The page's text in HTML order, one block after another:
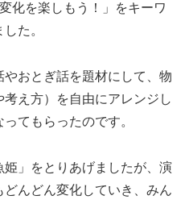
化を楽しもう！」をキーワ
た。
おとぎ話を題材にして、物
え方）を自由にアレンジし
てもらったのです。
」をとりあげましたが、演
んどん変化していき、みん